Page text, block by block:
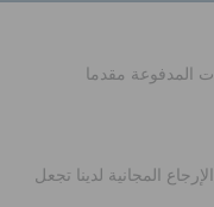
المدفوعة مقدما
المجانية لدينا تجعل